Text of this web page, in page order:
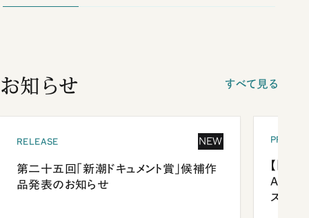
お知らせ すべて見る
RELEASE NEW
第二十五回「新潮ドキュメント賞」候補作
品発表のお知らせ
【「新
ズプレ